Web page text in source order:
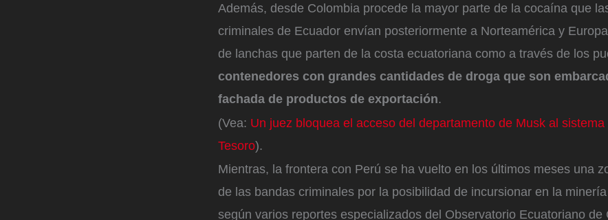
Además, desde Colombia procede la mayor parte de la cocaína que
criminales de Ecuador envían posteriormente a Norteamérica y
de lanchas que parten de la costa ecuatoriana como a través de los
contenedores con grandes cantidades de droga que son
fachada de productos de exportación.
(Vea: Un juez bloquea el acceso del departamento de Musk al
Tesoro).
Mientras, la frontera con Perú se ha vuelto en los últimos meses una
de las bandas criminales por la posibilidad de incursionar en la
según varios reportes especializados del Observatorio Ecuatoriano de